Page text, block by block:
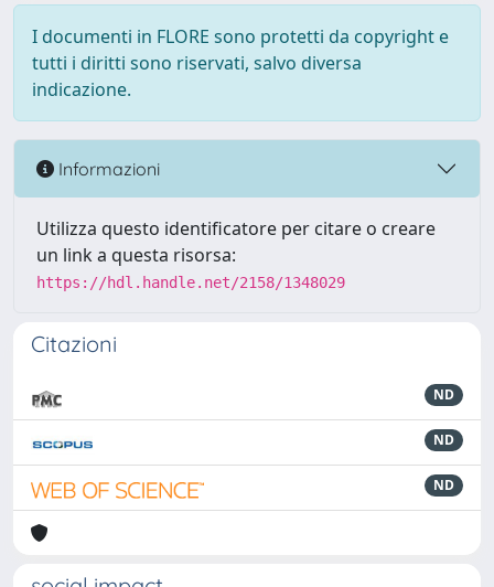
I documenti in FLORE sono protetti da copyright e
tutti i diritti sono riservati, salvo diversa
indicazione.
Informazioni
Utilizza questo identificatore per citare o creare
un link a questa risorsa:
https://hdl.handle.net/2158/1348029
Citazioni
ND
ND
ND